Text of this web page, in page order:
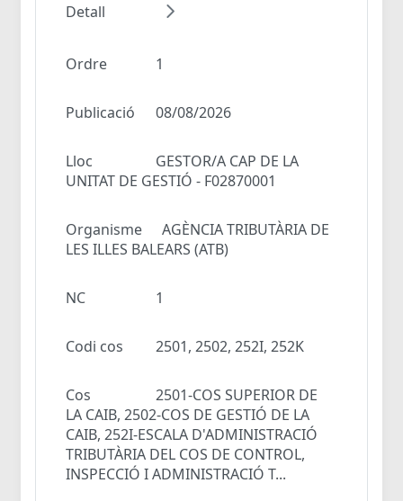
Detall
Ordre 1
Publicació 08/08/2026
Lloc
GESTOR/A CAP DE LA
UNITAT DE GESTIÓ - F02870001
Organisme
AGÈNCIA TRIBUTÀRIA DE
LES ILLES BALEARS (ATB)
NC 1
Codi cos 2501, 2502, 252I, 252K
Cos
2501-COS SUPERIOR DE
LA CAIB, 2502-COS DE GESTIÓ DE LA
CAIB, 252I-ESCALA D'ADMINISTRACIÓ
TRIBUTÀRIA DEL COS DE CONTROL,
INSPECCIÓ I ADMINISTRACIÓ T...